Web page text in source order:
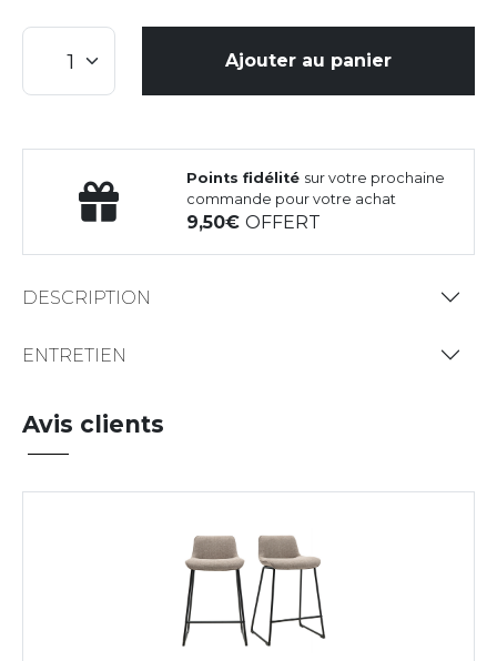
Ajouter au panier
Points fidélité sur votre prochaine
commande pour votre achat
9,50OFFERT
DESCRIPTION
ENTRETIEN
Avis clients